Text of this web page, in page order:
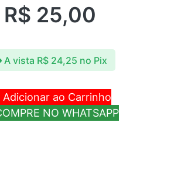
R$ 25,00
A vista R$ 24,25 no Pix
Adicionar ao Carrinho
NO WHATSAPP